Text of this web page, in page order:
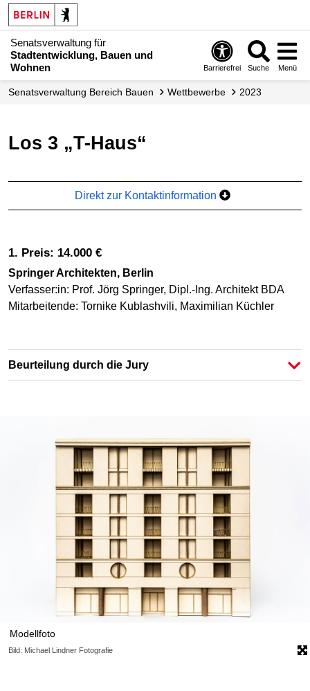
Senatsverwaltung für
Stadtentwicklung, Bauen und
Wohnen
Barrierefrei Suche Menü
Senats­verwaltung Bereich Bauen Wettbewerbe 2023
Los 3 „T-Haus“
Direkt zur Kontaktinformation
1. Preis: 14.000 €
Springer Architekten, Berlin
Verfasser:in: Prof. Jörg Springer, Dipl.-Ing. Architekt BDA
Mitarbeitende: Tornike Kublashvili, Maximilian Küchler
Beurteilung durch die Jury
Modellfoto
Bild: Michael Lindner Fotografie